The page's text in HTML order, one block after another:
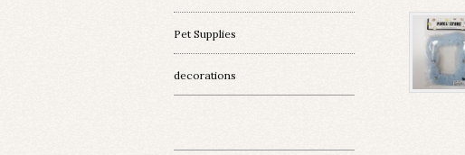
Pet Supplies
decorations